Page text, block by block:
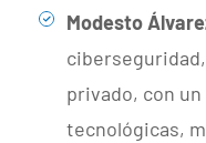
Modesto
privado, con
tecnológicas,